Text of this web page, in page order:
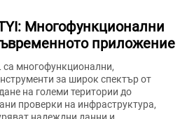
Многофункционални
приложение
са многофункционални,
за широк спектър от
на големи територии до
проверки на инфраструктура,
надеждни данни и